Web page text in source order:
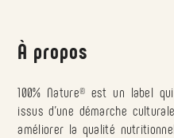
À propos
100% Nature® est un label
issus d’une démarche
améliorer la qualité